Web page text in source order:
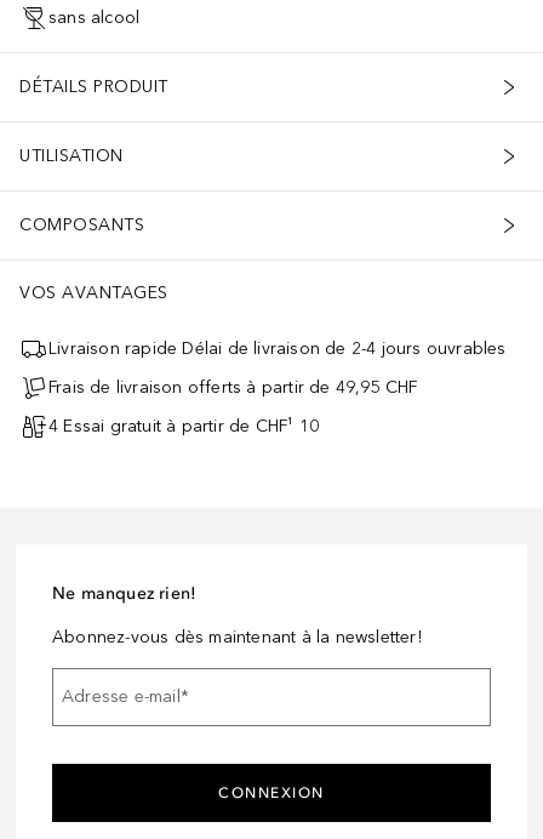
sans alcool
DÉTAILS PRODUIT
UTILISATION
COMPOSANTS
VOS AVANTAGES
Livraison rapide Délai de livraison de 2-4 jours ouvrables
Frais de livraison offerts à partir de 49,95 CHF
4 Essai gratuit à partir de CHF¹ 10
Ne manquez rien!
Abonnez-vous dès maintenant à la newsletter!
Adresse e-mail*
CONNEXION